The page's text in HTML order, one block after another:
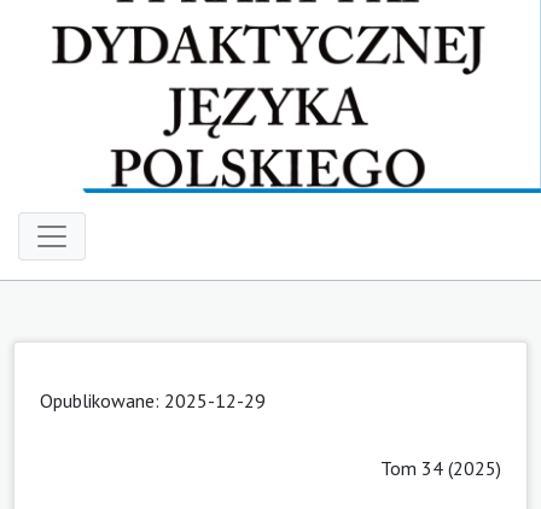
Opublikowane: 2025-12-29
Tom 34 (2025)